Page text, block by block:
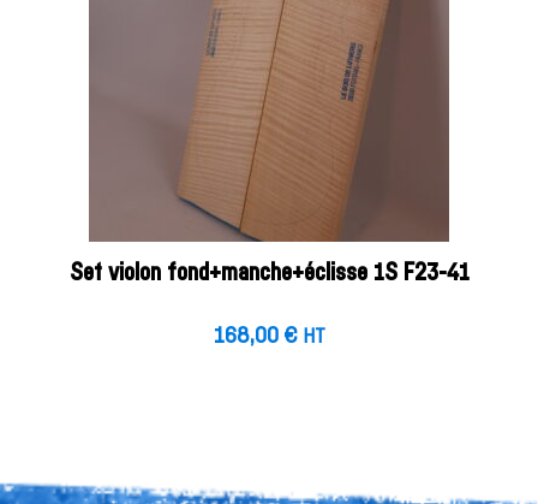
Set violon fond+manche+éclisse 1S F23-41
168,00 € HT